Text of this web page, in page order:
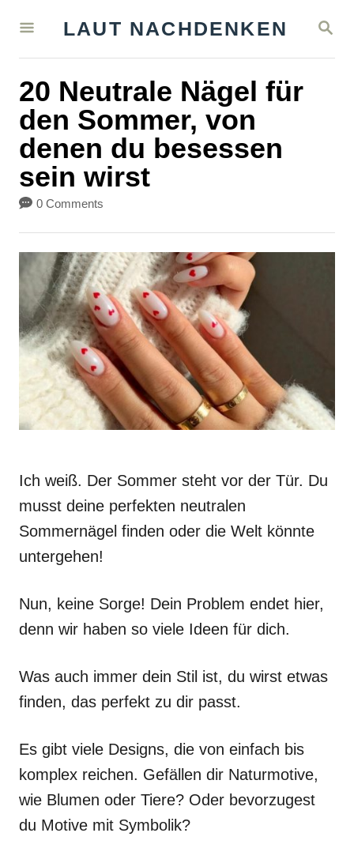
S
A
LAUT NACHDENKEN
20 Neutrale Nägel für
den Sommer, von
denen du besessen
sein wirst
0 Comments
Ich weiß. Der Sommer steht vor der Tür. Du
musst deine perfekten neutralen
Sommernägel finden oder die Welt könnte
untergehen!
Nun, keine Sorge! Dein Problem endet hier,
denn wir haben so viele Ideen für dich.
Was auch immer dein Stil ist, du wirst etwas
finden, das perfekt zu dir passt.
Es gibt viele Designs, die von einfach bis
komplex reichen. Gefällen dir Naturmotive,
wie Blumen oder Tiere? Oder bevorzugest
du Motive mit Symbolik?